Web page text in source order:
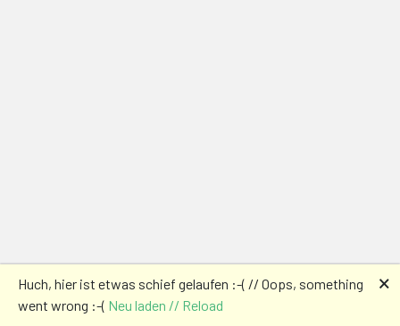
Huch, hier ist etwas schief gelaufen :-( // Oops, something
went wrong :-( Neu laden // Reload
🗙